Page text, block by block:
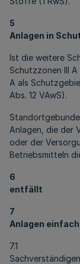
5
Anlagen in
Ist die weitere
Schutzzonen III
A als
Abs. 12 VAwS).
Anlagen, die der
oder der
Betriebsmitteln
6
entfällt
7
Anlagen
7.1